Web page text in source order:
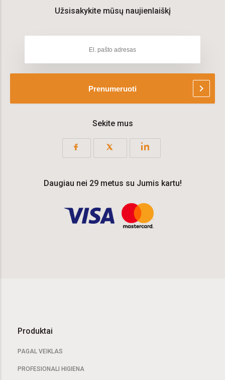
Užsisakykite mūsų naujienlaiškį
Prenumeruoti chevron_right
Sekite mus
Daugiau nei 29 metus su Jumis kartu!
Produktai
PAGAL VEIKLAS
PROFESIONALI HIGIENA